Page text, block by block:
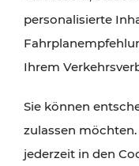
personalisierte
Ihrem
Sie können
zulassen
jederzeit in den